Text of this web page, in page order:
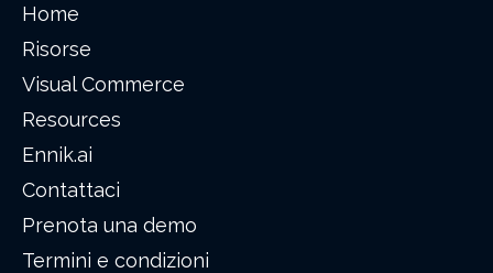
Home
Risorse
Visual Commerce
Resources
Ennik.ai
Contattaci
Prenota una demo
Termini e condizioni